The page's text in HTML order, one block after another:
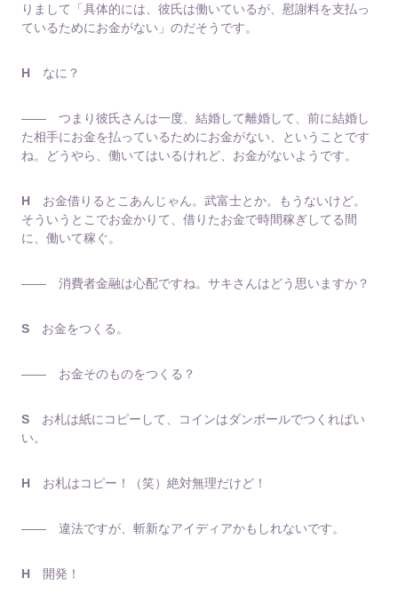
りまして「具体的には、彼氏は働いているが、慰謝料を支払っ
ているためにお金がない」のだそうです。
H なに？
―― つまり彼氏さんは一度、結婚して離婚して、前に結婚し
た相手にお金を払っているためにお金がない、ということです
ね。どうやら、働いてはいるけれど、お金がないようです。
H お金借りるとこあんじゃん。武富士とか。もうないけど。
そういうとこでお金かりて、借りたお金で時間稼ぎしてる間
に、働いて稼ぐ。
―― 消費者金融は心配ですね。サキさんはどう思いますか？
S お金をつくる。
―― お金そのものをつくる？
S お札は紙にコピーして、コインはダンボールでつくればい
い。
H お札はコピー！（笑）絶対無理だけど！
―― 違法ですが、斬新なアイディアかもしれないです。
H 開発！